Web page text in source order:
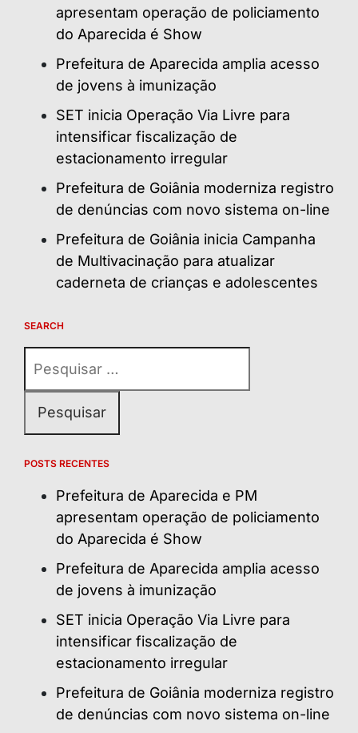
apresentam operação de policiamento
do Aparecida é Show
Prefeitura de Aparecida amplia acesso
de jovens à imunização
SET inicia Operação Via Livre para
intensificar fiscalização de
estacionamento irregular
Prefeitura de Goiânia moderniza registro
de denúncias com novo sistema on-line
Prefeitura de Goiânia inicia Campanha
de Multivacinação para atualizar
caderneta de crianças e adolescentes
SEARCH
por:
POSTS RECENTES
Prefeitura de Aparecida e PM
apresentam operação de policiamento
do Aparecida é Show
Prefeitura de Aparecida amplia acesso
de jovens à imunização
SET inicia Operação Via Livre para
intensificar fiscalização de
estacionamento irregular
Prefeitura de Goiânia moderniza registro
de denúncias com novo sistema on-line